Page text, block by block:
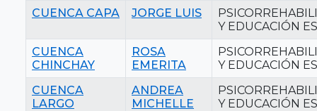
CUENCA CAPA
JORGE LUIS
Y EDUCACIÓN
CUENCA
CHINCHAY
ROSA
EMERITA
Y EDUCACIÓN
CUENCA
LARGO
ANDREA
MICHELLE
Y EDUCACIÓN